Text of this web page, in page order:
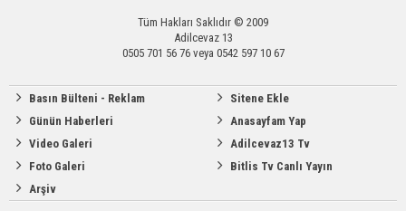
Tüm Hakları Saklıdır © 2009
Adilcevaz 13
0505 701 56 76 veya 0542 597 10 67
Basın Bülteni - Reklam
Günün Haberleri
Video Galeri
Foto Galeri
Arşiv
Sitene Ekle
Anasayfam Yap
Adilcevaz13 Tv
Bitlis Tv Canlı Yayın